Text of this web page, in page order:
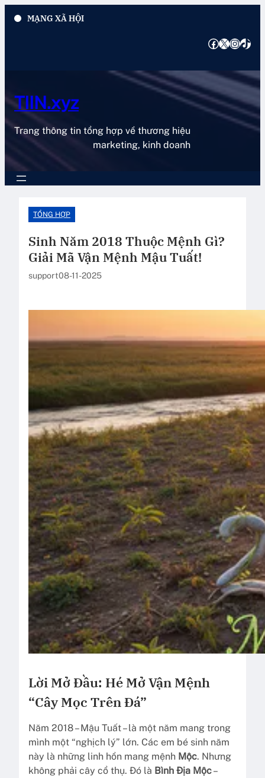
đến
MẠNG XÃ HỘI
FacebookXInstagramTikTok
TIIN.xyz
Trang thông tin tổng hợp về thương hiệu
marketing, kinh doanh
TỔNG HỢP
Sinh Năm 2018 Thuộc Mệnh Gì?
Giải Mã Vận Mệnh Mậu Tuất!
support08-11-2025
Lời Mở Đầu: Hé Mở Vận Mệnh
“Cây Mọc Trên Đá”
Năm 2018 – Mậu Tuất – là một năm mang trong
mình một “nghịch lý” lớn. Các em bé sinh năm
này là những linh hồn mang mệnh Mộc. Nhưng
không phải cây cổ thụ. Đó là Bình Địa Mộc–